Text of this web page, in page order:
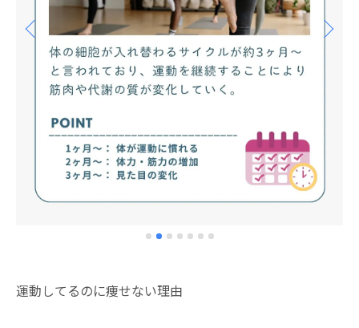
運動してるのに痩せない理由